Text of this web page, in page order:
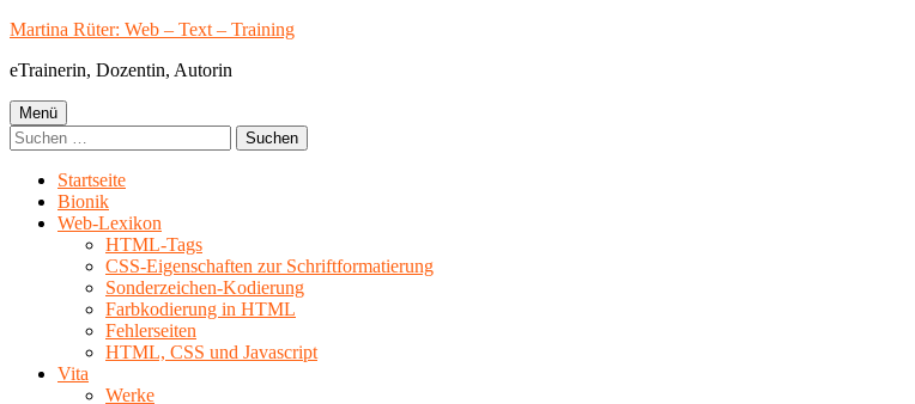
Springe
Inhalt
Martina Rüter: Web – Text – Training
eTrainerin, Dozentin, Autorin
Primäres
Menü
Menü
Suchen
nach:
Startseite
Bionik
Web-Lexikon
HTML-Tags
CSS-Eigenschaften zur Schriftformatierung
Sonderzeichen-Kodierung
Farbkodierung in HTML
Fehlerseiten
HTML, CSS und Javascript
Vita
Werke